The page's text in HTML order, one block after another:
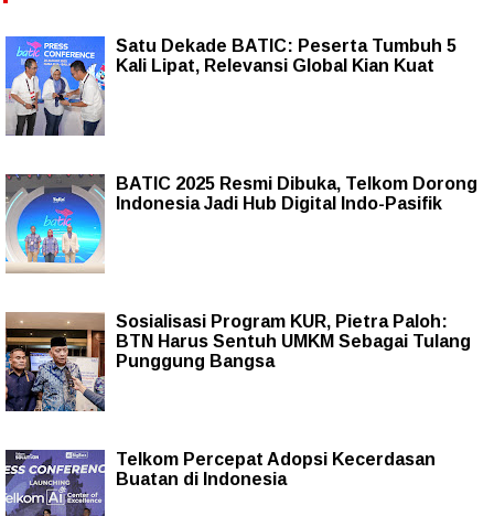
Satu Dekade BATIC: Peserta Tumbuh 5
Kali Lipat, Relevansi Global Kian Kuat
BATIC 2025 Resmi Dibuka, Telkom Dorong
Indonesia Jadi Hub Digital Indo-Pasifik
Sosialisasi Program KUR, Pietra Paloh:
BTN Harus Sentuh UMKM Sebagai Tulang
Punggung Bangsa
Telkom Percepat Adopsi Kecerdasan
Buatan di Indonesia